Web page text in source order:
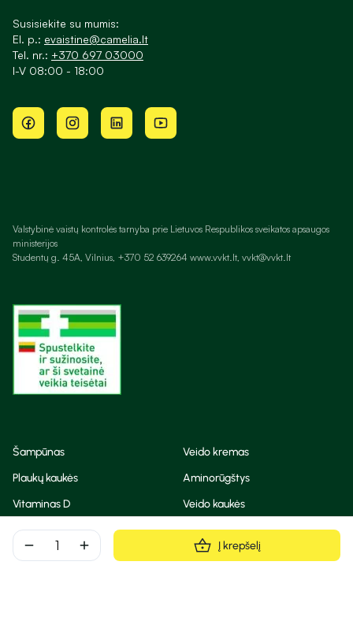
remove add Į krepšelį
Susisiekite su mumis:
El. p.: evaistine@camelia.lt
Tel. nr.: +370 697 03000
I-V 08:00 - 18:00
Valstybinė vaistų kontrolės tarnyba prie Lietuvos Respublikos sveikatos apsaugos
ministerijos
Studentų g. 45A, Vilnius, +370 52 639264 www.vvkt.lt, vvkt@vvkt.lt
Šampūnas
Veido kremas
Plaukų kaukės
Aminorūgštys
Vitaminas D
Veido kaukės
Korėjietiška kosmetika
Eteriniai aliejai
Dezodorantas
BB ir CC kremas